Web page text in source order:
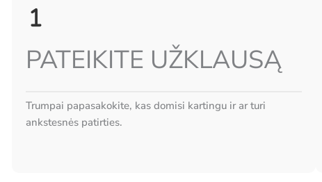
PATEIKITE UŽKLAUSĄ
Trumpai papasakokite, kas domisi kartingu ir ar turi
ankstesnės patirties.